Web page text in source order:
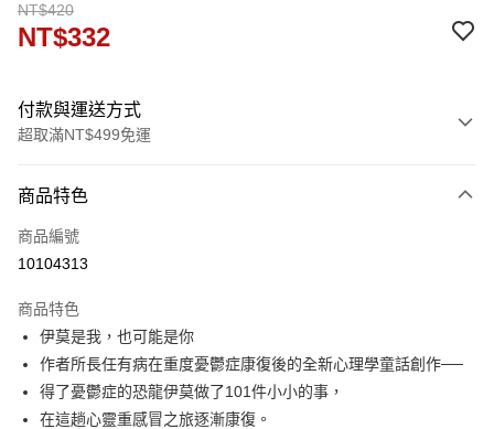
NT$420
NT$332
付款與運送方式
超取滿NT$499免運
信用卡一次付款
運送方式
付款後全家取貨
每筆NT$60，滿NT$499(含以上)免運費
付款後7-11取貨
每筆NT$60，滿NT$499(含以上)免運費
商品特色
商品編號
10104313
商品特色
伊莫是我，也可能是你
作者所長任有病在重度憂鬱症康復後的全新心理學童話創作──
得了憂鬱症的恐龍伊莫做了101件小小的事，
在這趟心靈重感冒之旅逐漸康復。